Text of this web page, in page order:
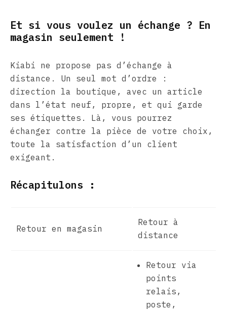
Et si vous voulez un échange ? En
magasin seulement !
Kiabi ne propose pas d’échange à
distance. Un seul mot d’ordre :
direction la boutique, avec un article
dans l’état neuf, propre, et qui garde
ses étiquettes. Là, vous pourrez
échanger contre la pièce de votre choix,
toute la satisfaction d’un client
exigeant.
Récapitulons :
Retour en magasin
Retour à
distance
Retour via
points
relais,
poste,